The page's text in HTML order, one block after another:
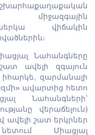
ներկա վիճակին
Նահանգները
ավելի զգայուն
զարմանալի
ավարտից հետո
Նահանգների՝
վերաճելուն)
ավելի շատ երկրներ
Միացյալ